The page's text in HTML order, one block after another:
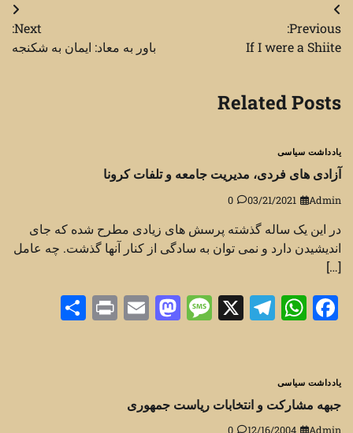
راهبری
نوشته
Previous:
If I were a Shiite
Next:
باور به معاد: ایمان به شکنجه
Related Posts
یادداشت سیاسی
آزادی های فردی، مدیریت جامعه و تلفات کرونا
Admin
03/21/2021
0
در این یک ساله گذشته پرسش های زیادی مطرح شده که جای
اندیشیدن دارد و نمی توان به سادگی از کنار آنها گذشت. چه عامل
[…]
Facebook
WhatsApp
Telegram
X
Message
Mastodon
Email
Print
یادداشت سیاسی
جبهه مشارکت و انتخابات ریاست جمهوری
Admin
12/16/2004
0